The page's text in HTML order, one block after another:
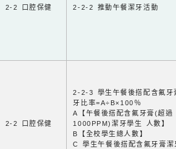
2-2 口腔保健 2-2-2 推動午餐潔牙活動
2-2 口腔保健
2-2-3 學生午餐後搭配含氟牙
牙比率=A÷B×100％
A【午餐後搭配含氟牙膏(超過
1000PPM)潔牙學生 人數】
B【全校學生總人數】
C 學生午餐後搭配含氟牙膏潔